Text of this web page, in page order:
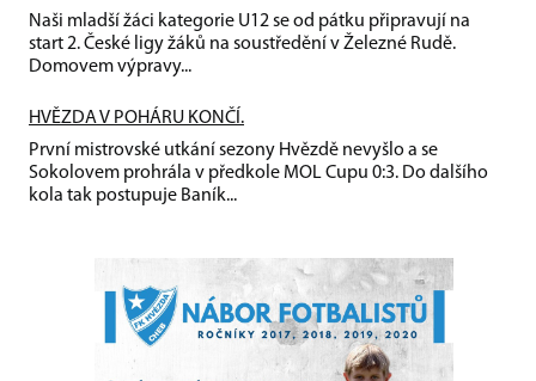
Naši mladší žáci kategorie U12 se od pátku připravují na
start 2. České ligy žáků na soustředění v Železné Rudě.
Domovem výpravy...
HVĚZDA V POHÁRU KONČÍ.
První mistrovské utkání sezony Hvězdě nevyšlo a se
Sokolovem prohrála v předkole MOL Cupu 0:3. Do dalšího
kola tak postupuje Baník...